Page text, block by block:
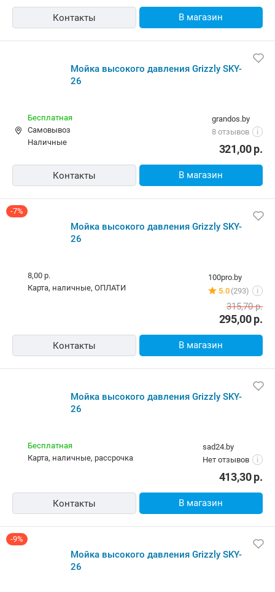
Контакты В магазин
Мойка высокого давления Grizzly SKY-
26
grandos.by
8 отзывов
i
Бесплатная
Самовывоз
наличные
321,00р.
Контакты В магазин
-7%
Мойка высокого давления Grizzly SKY-
26
100pro.by
5.0 (293) i
8,00 р.
карта, наличные, ОПЛАТИ
295,00р.
315,70р.
Контакты В магазин
Мойка высокого давления Grizzly SKY-
26
sad24.by
Нет отзывов
i
Бесплатная
карта, наличные, рассрочка
413,30р.
Контакты В магазин
-9%
Мойка высокого давления Grizzly SKY-
26